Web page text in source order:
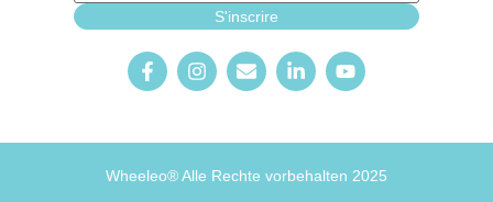
E-Mail
Newsletter_form
S'inscrire
Wheeleo® Alle Rechte vorbehalten 2025